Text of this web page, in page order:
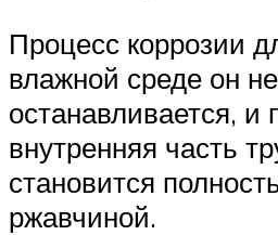
Процесс коррозии
влажной среде он не
останавливается, и
внутренняя часть
становится
ржавчиной.